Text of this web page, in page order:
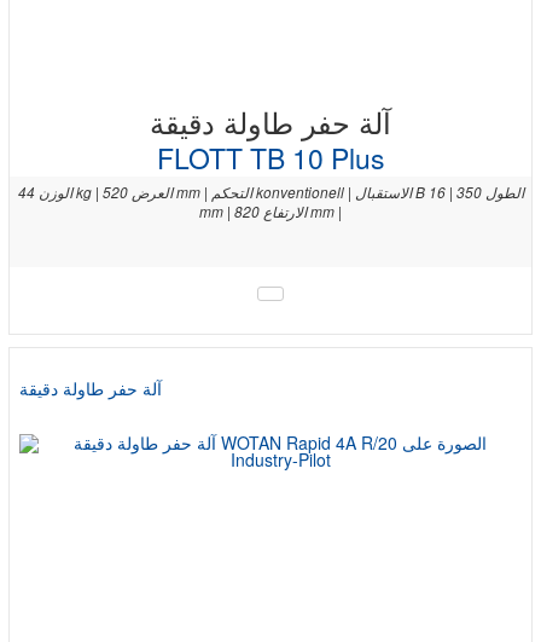
آلة حفر طاولة دقيقة
FLOTT TB 10 Plus
الوزن 44 kg | العرض 520 mm | التحكم konventionell | الاستقبال B 16 | الطول 350
mm | الارتفاع 820 mm |
آلة حفر طاولة دقيقة